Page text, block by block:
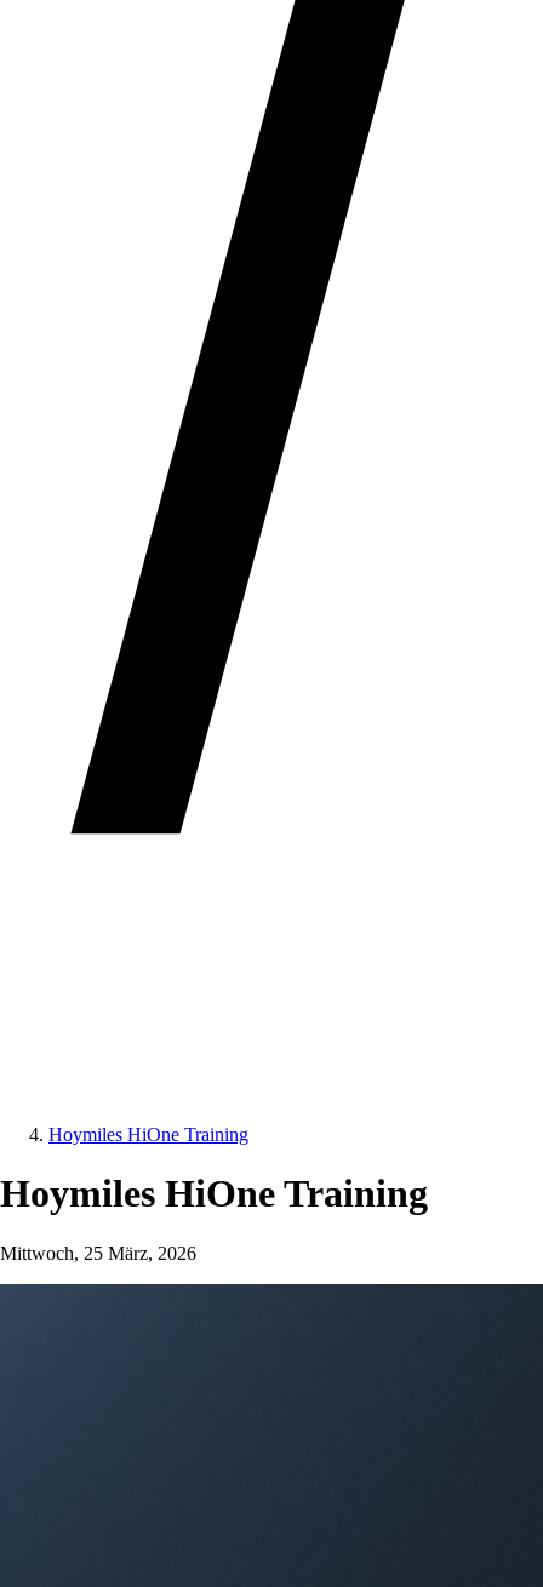
Hoymiles HiOne Training
Hoymiles HiOne Training
Mittwoch, 25 März, 2026